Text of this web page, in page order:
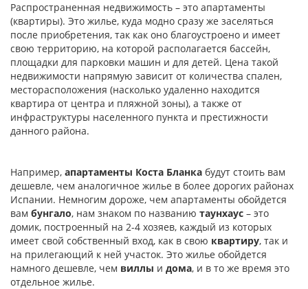
Распространенная недвижимость – это апартаменты
(квартиры). Это жилье, куда модно сразу же заселяться
после приобретения, так как оно благоустроено и имеет
свою территорию, на которой располагается бассейн,
площадки для парковки машин и для детей. Цена такой
недвижимости напрямую зависит от количества спален,
месторасположения (насколько удаленно находится
квартира от центра и пляжной зоны), а также от
инфраструктуры населенного пункта и престижности
данного района.
Например, апартаменты Коста Бланка будут стоить вам
дешевле, чем аналогичное жилье в более дорогих районах
Испании. Немногим дороже, чем апартаменты обойдется
вам бунгало, нам знаком по названию таунхаус – это
домик, построенный на 2-4 хозяев, каждый из которых
имеет свой собственный вход, как в свою квартиру, так и
на прилегающий к ней участок. Это жилье обойдется
намного дешевле, чем виллы и дома, и в то же время это
отдельное жилье.